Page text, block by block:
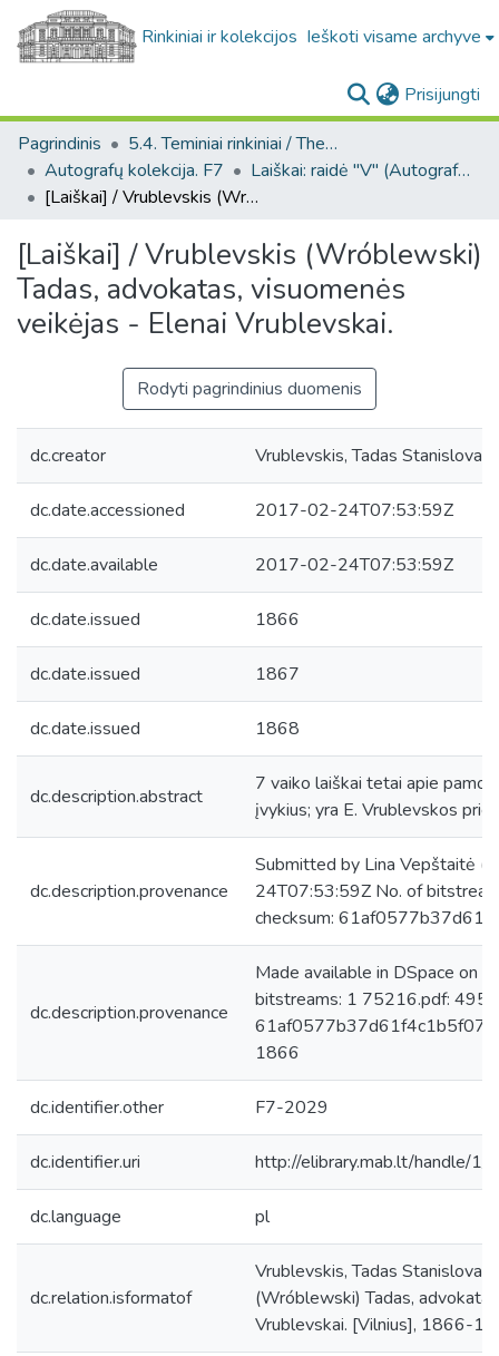
Rinkiniai ir kolekcijos Ieškoti visame archyve
Prisijungti
Pagrindinis
5.4. Teminiai rinkiniai / Thematic collections
Autografų kolekcija. F7
Laiškai: raidė "V" (Autografų kolekcija. F7)
[Laiškai] / Vrublevskis (Wróblewski) Tadas, advokatas, visuomenės veikėjas - Elenai Vrublevskai.
[Laiškai] / Vrublevskis (Wróblewski)
Tadas, advokatas, visuomenės
veikėjas - Elenai Vrublevskai.
Rodyti pagrindinius duomenis
dc.creator Vrublevskis, Tadas Stanislovas
dc.date.accessioned 2017-02-24T07:53:59Z
dc.date.available 2017-02-24T07:53:59Z
dc.date.issued 1866
dc.date.issued 1867
dc.date.issued 1868
dc.description.abstract
7 vaiko laiškai tetai apie
įvykius; yra E. Vrublevskos
dc.description.provenance
Submitted by Lina Vepštaitė
24T07:53:59Z No. of
checksum:
dc.description.provenance
Made available in DSpace on
bitstreams: 1 75216.pdf:
1866
dc.identifier.other F7-2029
dc.identifier.uri http://elibrary.mab.lt/handle/1/
dc.language pl
dc.relation.isformatof
Vrublevskis, Tadas
(Wróblewski) Tadas,
Vrublevskai. [Vilnius], 1866-